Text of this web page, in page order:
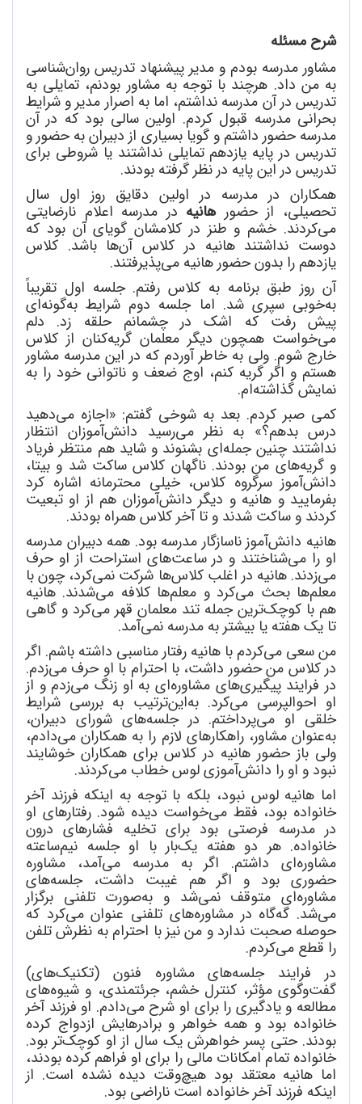
شرح مسئله
مشاور مدرسه بودم و مدیر پیشنهاد تدریس روانشناسی
به من داد. هرچند با توجه به مشاور بودنم، تمایلی به
تدریس در آن مدرسه نداشتم، اما به اصرار مدیر و شرایط
بحرانی مدرسه قبول کردم. اولین سالی بود که در آن
مدرسه حضور داشتم و گویا بسیاری از دبیران به حضور و
تدریس در پایه یازدهم تمایلی نداشتند یا شروطی برای
تدریس در این پایه در نظر گرفته بودند.
همکاران در مدرسه در اولین دقایق روز اول سال
تحصیلی، از حضورهانیه در مدرسه اعلام نارضایتی
میکردند. خشم و طنز در کلامشان گویای آن بود که
دوست نداشتند هانیه در کلاس آنها باشد. کلاس
یازدهم را بدون حضور هانیه میپذیرفتند.
آن روز طبق برنامه به کلاس رفتم. جلسه اول تقریباً
بهخوبی سپری شد. اما جلسه دوم شرایط بهگونهای
پیش رفت که اشک در چشمانم حلقه زد. دلم
میخواست همچون دیگر معلمان گریهکنان از کلاس
خارج شوم. ولی به خاطر آوردم که در این مدرسه مشاور
هستم و اگر گریه کنم، اوج ضعف و ناتوانی خود را به
نمایش گذاشتهام.
کمی صبر کردم. بعد به شوخی گفتم: «اجازه میدهید
درس بدهم؟» به نظر میرسید دانشآموزان انتظار
نداشتند چنین جملهای بشنوند و شاید هم منتظر فریاد
و گریههای من بودند. ناگهان کلاس ساکت شد و بیتا،
دانشآموز سرگروه کلاس، خیلی محترمانه اشاره کرد
بفرمایید و هانیه و دیگر دانشآموزان هم از او تبعیت
کردند و ساکت شدند و تا آخر کلاس همراه بودند.
هانیه دانشآموز ناسازگار مدرسه بود. همه دبیران مدرسه
او را میشناختند و در ساعتهای استراحت از او حرف
میزدند. هانیه در اغلب کلاسها شرکت نمیکرد، چون با
معلمها بحث میکرد و معلمها کلافه میشدند. هانیه
هم با کوچکترین جمله تند معلمان قهر میکرد و گاهی
تا یک هفته یا بیشتر به مدرسه نمیآمد.
من سعی میکردم با هانیه رفتار مناسبی داشته باشم. اگر
در کلاس من حضور داشت، با احترام با او حرف میزدم.
در فرایند پیگیریهای مشاورهای به او زنگ میزدم و از
او احوالپرسی میکرد. بهاینترتیب به بررسی شرایط
خلقی او میپرداختم. در جلسههای شورای دبیران،
بهعنوان مشاور، راهکارهای لازم را به همکاران میدادم،
ولی باز حضور هانیه در کلاس برای همکاران خوشایند
نبود و او را دانشآموزی لوس خطاب میکردند.
اما هانیه لوس نبود، بلکه با توجه به اینکه فرزند آخر
خانواده بود، فقط میخواست دیده شود. رفتارهای او
در مدرسه فرصتی بود برای تخلیه فشارهای درون
خانواده. هر دو هفته یکبار با او جلسه نیمساعته
مشاورهای داشتم. اگر به مدرسه میآمد، مشاوره
حضوری بود و اگر هم غیبت داشت، جلسههای
مشاورهای متوقف نمیشد و بهصورت تلفنی برگزار
میشد. گهگاه در مشاورههای تلفنی عنوان میکرد که
حوصله صحبت ندارد و من نیز با احترام به نظرش تلفن
را قطع میکردم.
در فرایند جلسههای مشاوره فنون (تکنیکهای)
گفتوگوی مؤثر، کنترل خشم، جرئتمندی، و شیوههای
مطالعه و یادگیری را برای او شرح میدادم. او فرزند آخر
خانواده بود و همه خواهر و برادرهایش ازدواج کرده
بودند. حتی پسر خواهرش یک سال از او کوچکتر بود.
خانواده تمام امکانات مالی را برای او فراهم کرده بودند،
اما هانیه معتقد بود هیچوقت دیده نشدهاست. از
اینکه فرزند آخر خانواده است ناراضی بود.